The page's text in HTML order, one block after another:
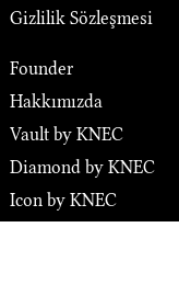
Gizlilik Sözleşmesi
Founder
Hakkımızda
Vault by KNEC
Diamond by KNEC
Icon by KNEC